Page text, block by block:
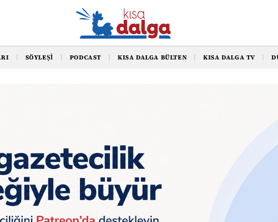
SÖYLEŞI PODCAST KISA DALGA BÜLTEN KISA DALGA TV